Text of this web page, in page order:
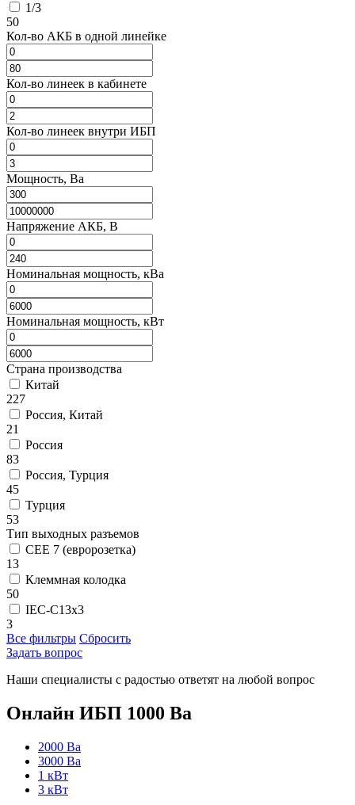
1/3
50
Кол-во АКБ в одной линейке
Кол-во линеек в кабинете
Кол-во линеек внутри ИБП
Мощность, Ва
Напряжение АКБ, В
Номинальная мощность, кВа
Номинальная мощность, кВт
Страна производства
Китай
227
Россия, Китай
21
Россия
83
Россия, Турция
45
Турция
53
Тип выходных разъемов
CEE 7 (евророзетка)
13
Клеммная колодка
50
IEC-C13x3
3
Все фильтры Сбросить
Задать вопрос
Наши специалисты с радостью ответят на любой вопрос
Онлайн ИБП 1000 Ва
2000 Ва
3000 Ва
1 кВт
3 кВт